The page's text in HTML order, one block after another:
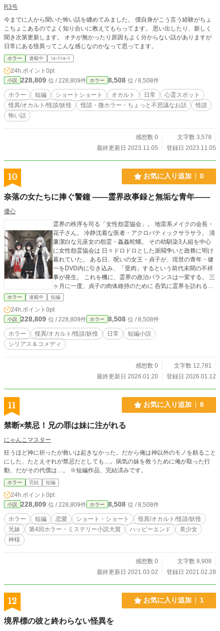
R3号
今までに人から聞いた怖い話を纏めてみました。 僕自身がこう言う経験がちょ
こちょこあるのでよく知り合いに教えてもらってます。 思い出したり、新しく
聞き次第更新します。 オチが無かったり原因もよく分からない話がありますが
日常にある怪異ってこんな感じなのかなって思ってます。
ホラー 連載中 ｼｮｰﾄｼｮｰﾄ
24h.ポイント 0pt
小説 228,809 位 / 228,809件 ホラー 8,508 位 / 8,508件
ホラー 短編 ショートショート オカルト 日常
心霊スポット
怪異/オカルト/怪談/妖怪
怪談・微ホラー・ちょっと不思議なお話
怪談
怖い話
感想数 0
文字数 3,578
最終更新日 2023.11.05
登録日 2023.11.05
10 お気に入り追加 0
奈落の女たちに捧ぐ警鐘 ――霊界政事録と無垢な青年――
優心
霊界の秩序を司る「女性怨霊協会」。 地雷系メイクの会長・
花子さん。 冷静沈着な医者・アクロバティックサラサラ。 清
廉潔白な元巫女の怨霊・姦姦蛇螺。 その幼馴染3人組を中心
に女性怨霊協会は 日々ドロドロとした派閥争いと政務に明け
暮れていた。 ある日、呪いの女王・貞子が、現世の青年・健
一をDVD内に引き込み、「受肉」するという前代未聞の不祥
事が発生。 これを機に、霊界の政治バランスは一変する。 三
ヶ月に一度、貞子の肉体維持のために 呑気に霊界を訪れる川
里健一。 彼の放つ「無自覚な光（ショタ属性）」は、 多くの
冷酷な怨霊たちの庇護欲や乙女心を呼び覚ます。 ※山村貞子
と、終わってる男の愛のライフプラン ―― の外伝作品となり
ます。
ホラー 連載中 短編
24h.ポイント 0pt
小説 228,809 位 / 228,809件 ホラー 8,508 位 / 8,508件
ホラー 怪異/オカルト/怪談/妖怪 日常
短編小説
シリアス＆コメディ
感想数 0
文字数 12,781
最終更新日 2026.01.20
登録日 2026.01.12
11 お気に入り追加 8
禁断×禁忌！兄の罪は妹に注がれる
にゃんこマスター
狂うほど神に祈ったが救いは起きなかった。だから俺は神以外のモノを頼ること
にした、たとえそれが禁忌だとしても…。病気の妹を救うために俺が取った行
動、だがその代償は…。 ※短編作品、完結済みです。
ホラー 完結 短編
24h.ポイント 0pt
小説 228,809 位 / 228,809件 ホラー 8,508 位 / 8,508件
ホラー 短編 恋愛 ショート・ショート
怪異/オカルト/怪談/妖怪
兄妹
第4回ホラー・ミステリー小説大賞 ハッピーエンド
美少女
神様
感想数 0
文字数 8,908
最終更新日 2021.03.02
登録日 2021.02.28
12 お気に入り追加 1
境界標の彼と終わらない怪異を